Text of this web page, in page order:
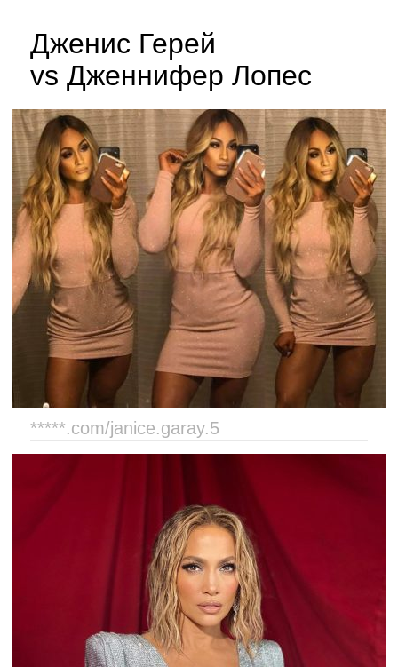
Дженис Герей
vs Дженнифер Лопес
*****.com/janice.garay.5